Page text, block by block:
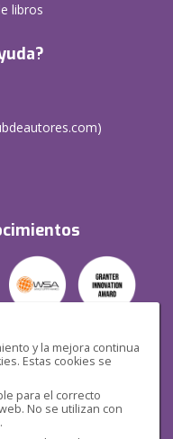
y la mejora continua
Estas cookies se
para el correcto
No se utilizan con
libros
)